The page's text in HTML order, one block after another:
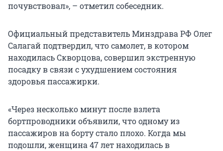
почувствовал», – отметил собеседник.
Официальный представитель Минздрава РФ Олег
Салагай подтвердил, что самолет, в котором
находилась Скворцова, совершил экстренную
посадку в связи с ухудшением состояния
здоровья пассажирки.
«Через несколько минут после взлета
бортпроводники объявили, что одному из
пассажиров на борту стало плохо. Когда мы
подошли, женщина 47 лет находилась в